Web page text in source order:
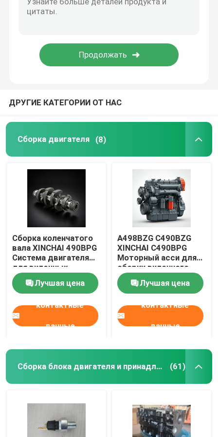
Система охлаждения
ДРУГИЕ КАТЕГОРИИ ОТ НАС
Сборка двигателя (8)
Сборка коленчатого
вала XINCHAI 490BPG
Система двигателя
для вилочных
погрузчиков
Лучшая цена
контактные
данные
A498BZG C490BZG
XINCHAI C490BPG
Моторный асси для
сборки вилочного
двигателя
Лучшая цена
контактные
данные
Сборка блока двигателя и принадлежности (61)